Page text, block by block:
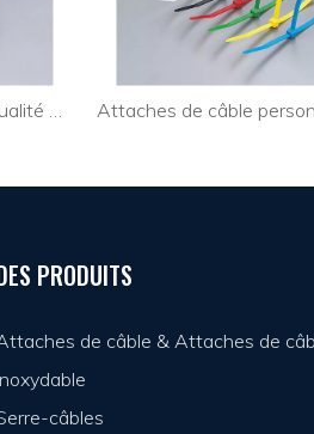
Attaches de câble de haute qualité Surelock pour l'industrie
PRODUITS
de câble & Attaches de
câbles